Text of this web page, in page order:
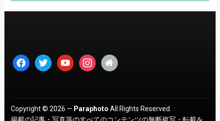
facebooktwitter youtubeinstagram
home
Copyright © 2026 — Paraphoto All Rights Reserved.